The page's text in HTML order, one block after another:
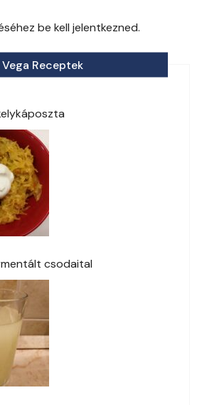
be kell jelentkezned.
Vega Receptek
csodaital